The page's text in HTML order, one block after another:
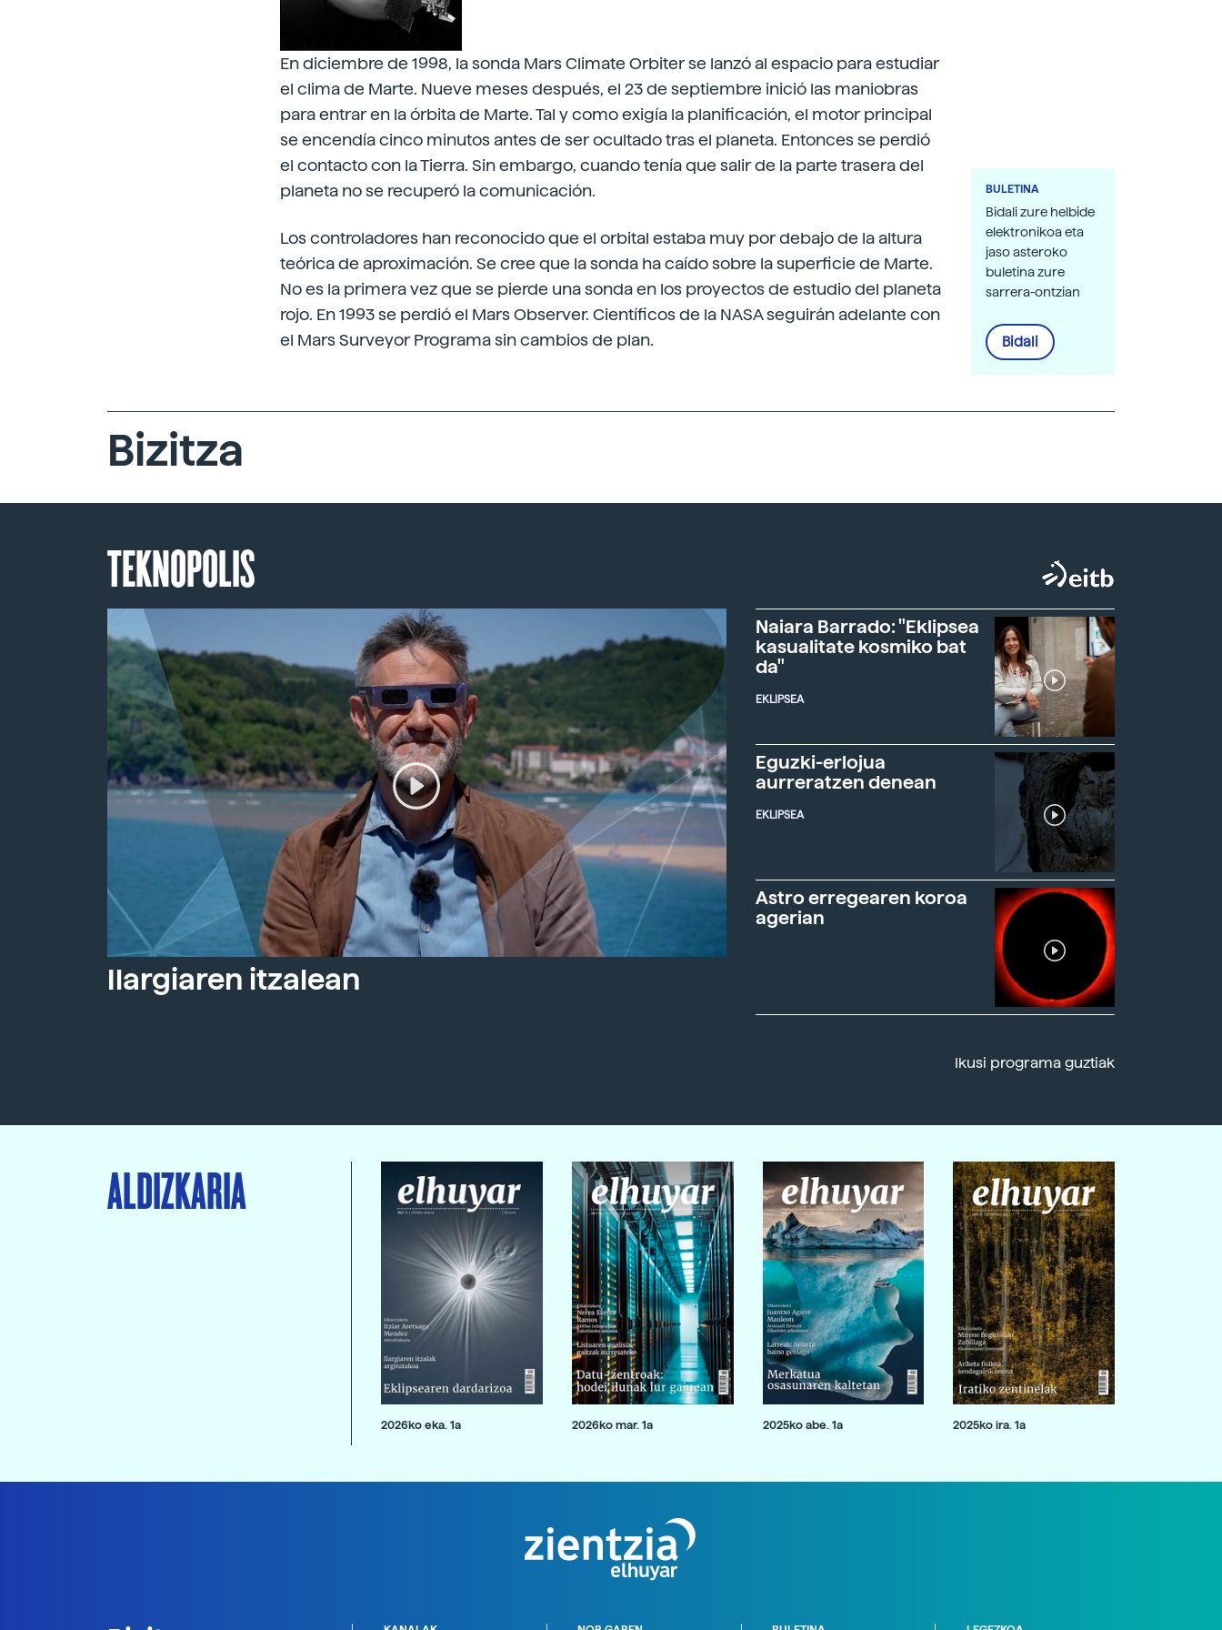
En diciembre de 1998, la sonda Mars Climate Orbiter se lanzó al espacio para estudiar
el clima de Marte. Nueve meses después, el 23 de septiembre inició las maniobras
para entrar en la órbita de Marte. Tal y como exigía la planificación, el motor principal
se encendía cinco minutos antes de ser ocultado tras el planeta. Entonces se perdió
el contacto con la Tierra. Sin embargo, cuando tenía que salir de la parte trasera del
planeta no se recuperó la comunicación.
Los controladores han reconocido que el orbital estaba muy por debajo de la altura
teórica de aproximación. Se cree que la sonda ha caído sobre la superficie de Marte.
No es la primera vez que se pierde una sonda en los proyectos de estudio del planeta
rojo. En 1993 se perdió el Mars Observer. Científicos de la NASA seguirán adelante con
el Mars Surveyor Programa sin cambios de plan.
BULETINA
Bidali zure helbide
elektronikoa eta
jaso asteroko
buletina zure
sarrera-ontzian
Bidali
Bizitza
TEKNOPOLIS
Ilargiaren itzalean
Naiara Barrado: "Eklipsea
kasualitate kosmiko bat
da"
EKLIPSEA
Eguzki-erlojua
aurreratzen denean
EKLIPSEA
Astro erregearen koroa
agerian
Ikusi programa guztiak
ALDIZKARIA
2026ko eka. 1a 2026ko mar. 1a 2025ko abe. 1a 2025ko ira. 1a